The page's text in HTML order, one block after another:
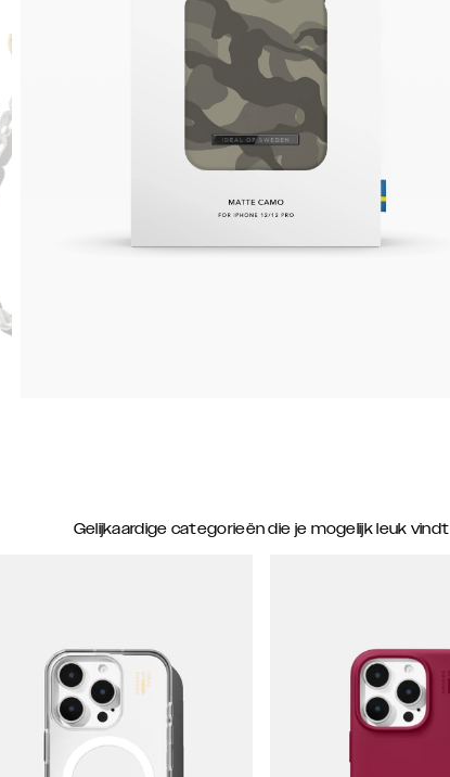
Gelijkaardige categorieën die je mogelijk leuk vindt